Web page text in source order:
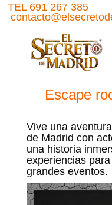
TEL 691 267 385
Escape
Vive una
de Madrid con
una historia
experiencias
grandes eventos.